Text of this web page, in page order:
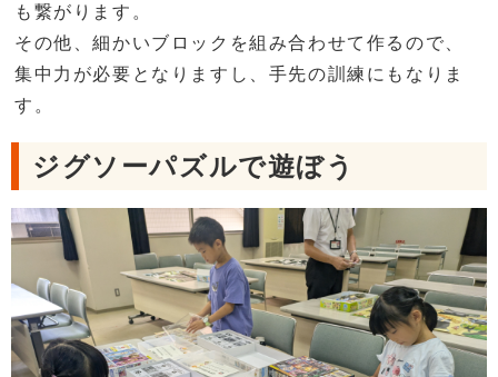
も繋がります。
その他、細かいブロックを組み合わせて作るので、
集中力が必要となりますし、手先の訓練にもなりま
す。
ジグソーパズルで遊ぼう